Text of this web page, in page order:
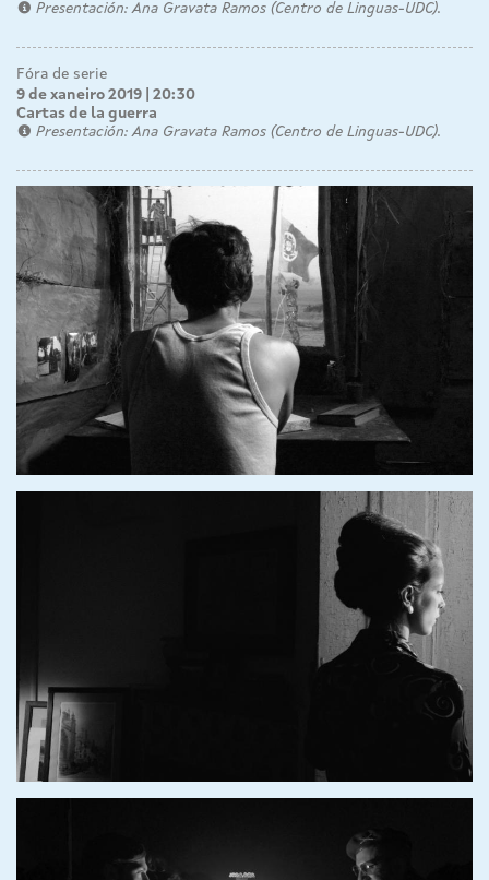
Presentación: Ana Gravata Ramos (Centro de Linguas-UDC).
Fóra de serie
9 de xaneiro 2019 | 20:30
Cartas de la guerra
Presentación: Ana Gravata Ramos (Centro de Linguas-UDC).